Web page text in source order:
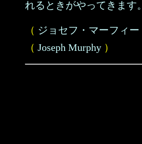
れるときがやってきます。
（ ジョセフ・マーフィー
（ Joseph Murphy ）